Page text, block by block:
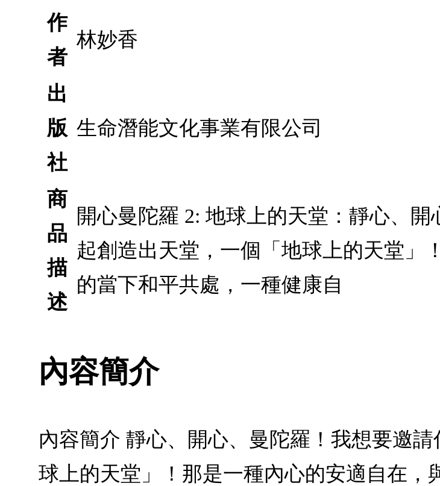
作
者
林妙香
出
版
社
生命潛能文化事業有限公司
商
品
描
述
開心曼陀羅 2: 地球上的天堂：靜心、
起創造出天堂，一個「地球上的天堂」
的當下和平共處，一種健康自
內容簡介
內容簡介 靜心、開心、曼陀羅！我想要邀
球上的天堂」！那是一種內心的安適自在，